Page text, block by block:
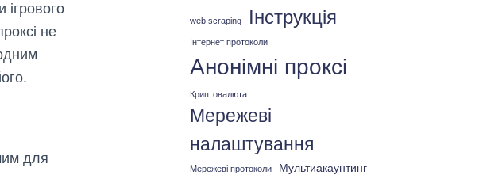
не
для
web scraping Інструкція
Інтернет протоколи
Анонімні проксі
Криптовалюта
Мережеві
налаштування
Мережеві протоколи Мультиакаунтинг